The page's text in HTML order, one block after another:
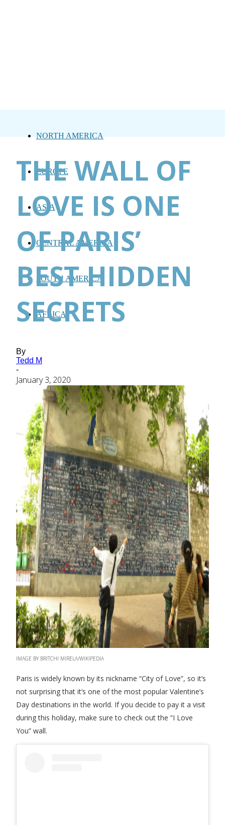
NORTH AMERICA
EUROPE
ASIA
CENTRAL AMERICA
SOUTH AMERICA
AFRICA
THE WALL OF
LOVE IS ONE
OF PARIS’
BEST HIDDEN
SECRETS
By
Tedd M
-
January 3, 2020
IMAGE BY BRITCHI MIRELA/WIKIPEDIA
Paris is widely known by its nickname “City of Love”, so it’s
not surprising that it’s one of the most popular Valentine’s
Day destinations in the world. If you decide to pay it a visit
during this holiday, make sure to check out the “I Love
You” wall.